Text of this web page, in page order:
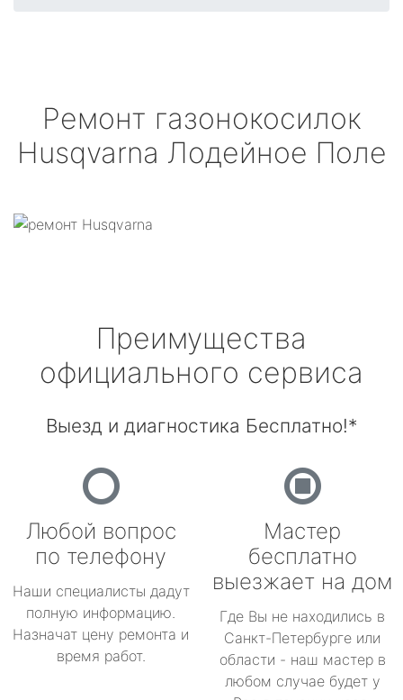
Ремонт газонокосилок
Husqvarna Лодейное Поле
Преимущества
официального сервиса
Выезд и диагностика Бесплатно!*
Любой вопрос
по телефону
Наши специалисты дадут
полную информацию.
Назначат цену ремонта и
время работ.
Мастер
бесплатно
выезжает на дом
Где Вы не находились в
Санкт-Петербурге или
области - наш мастер в
любом случае будет у